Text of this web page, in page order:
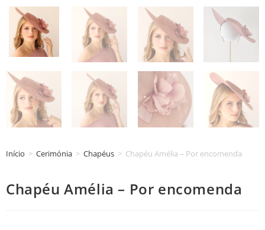
Início > Cerimónia > Chapéus > Chapéu Amélia – Por encomenda
Chapéu Amélia – Por encomenda